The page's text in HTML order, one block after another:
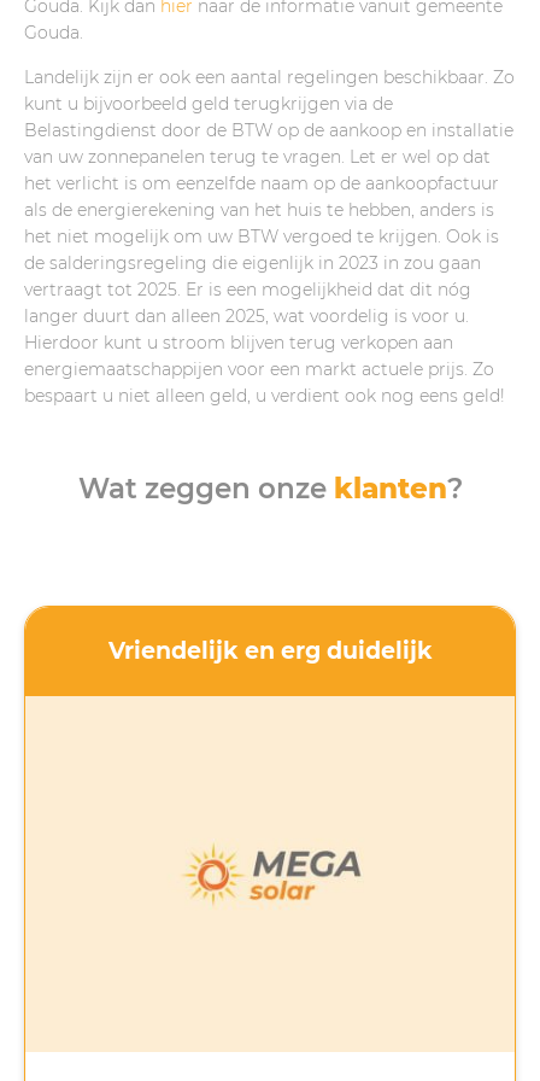
Gouda. Kijk dan hier naar de informatie vanuit gemeente
Gouda.
Landelijk zijn er ook een aantal regelingen beschikbaar. Zo
kunt u bijvoorbeeld geld terugkrijgen via de
Belastingdienst door de BTW op de aankoop en installatie
van uw zonnepanelen terug te vragen. Let er wel op dat
het verlicht is om eenzelfde naam op de aankoopfactuur
als de energierekening van het huis te hebben, anders is
het niet mogelijk om uw BTW vergoed te krijgen. Ook is
de salderingsregeling die eigenlijk in 2023 in zou gaan
vertraagt tot 2025. Er is een mogelijkheid dat dit nóg
langer duurt dan alleen 2025, wat voordelig is voor u.
Hierdoor kunt u stroom blijven terug verkopen aan
energiemaatschappijen voor een markt actuele prijs. Zo
bespaart u niet alleen geld, u verdient ook nog eens geld!
Wat zeggen onze klanten?
Vriendelijk en erg duidelijk